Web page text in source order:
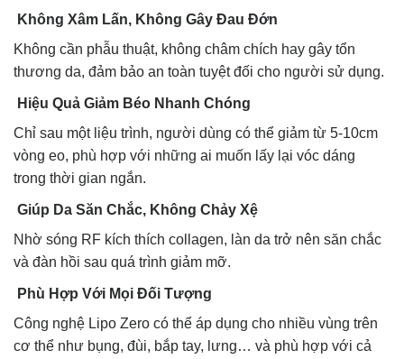
Không Xâm Lấn, Không Gây Đau Đớn
Không cần phẫu thuật, không châm chích hay gây tổn
thương da, đảm bảo an toàn tuyệt đối cho người sử dụng.
Hiệu Quả Giảm Béo Nhanh Chóng
Chỉ sau một liệu trình, người dùng có thể giảm từ 5-10cm
vòng eo, phù hợp với những ai muốn lấy lại vóc dáng
trong thời gian ngắn.
Giúp Da Săn Chắc, Không Chảy Xệ
Nhờ sóng RF kích thích collagen, làn da trở nên săn chắc
và đàn hồi sau quá trình giảm mỡ.
Phù Hợp Với Mọi Đối Tượng
Công nghệ Lipo Zero có thể áp dụng cho nhiều vùng trên
cơ thể như bụng, đùi, bắp tay, lưng… và phù hợp với cả